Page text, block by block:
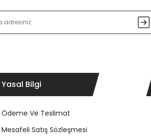
Yasal Bilgi
Ödeme Ve Teslimat
Mesafeli Satış Sözleşmesi